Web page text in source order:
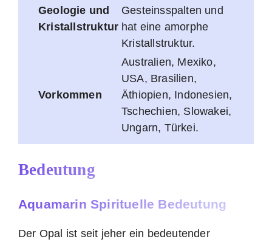
Geologie und
Kristallstruktur
Gesteinsspalten und
hat eine amorphe
Kristallstruktur.
Vorkommen
Australien, Mexiko,
USA, Brasilien,
Äthiopien, Indonesien,
Tschechien, Slowakei,
Ungarn, Türkei.
Bedeutung
Aquamarin Spirituelle Bedeutung
Der Opal ist seit jeher ein bedeutender